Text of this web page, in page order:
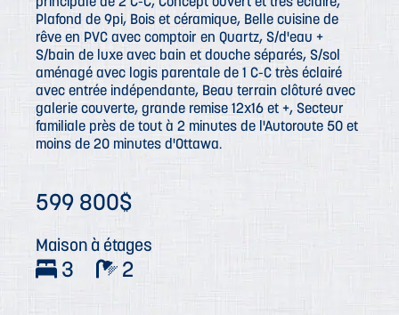
Plafond de 9pi, Bois et céramique, Belle cuisine de
rêve en PVC avec comptoir en Quartz, S/d'eau +
S/bain de luxe avec bain et douche séparés, S/sol
aménagé avec logis parentale de 1 C-C très éclairé
avec entrée indépendante, Beau terrain clôturé avec
galerie couverte, grande remise 12x16 et +, Secteur
familiale près de tout à 2 minutes de l'Autoroute 50 et
moins de 20 minutes d'Ottawa.
599 800$
Maison à étages
3 2